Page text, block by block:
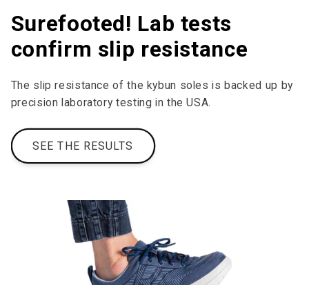
Surefooted! Lab tests
confirm slip resistance
The slip resistance of the kybun soles is backed up by
precision laboratory testing in the USA.
SEE THE RESULTS